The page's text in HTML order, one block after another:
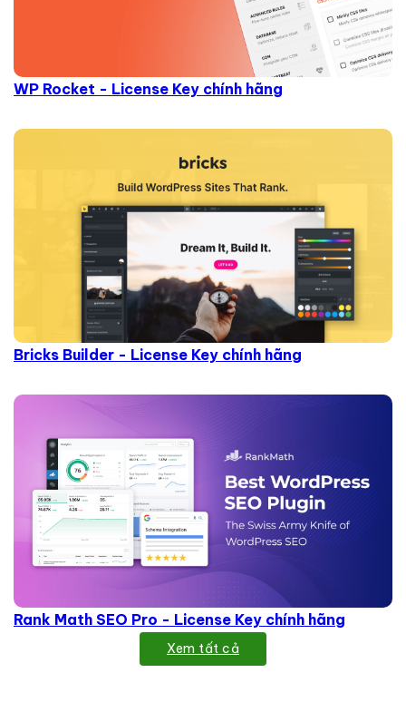
WP Rocket - License Key chính hãng
Bricks Builder - License Key chính hãng
Rank Math SEO Pro - License Key chính hãng
Xem tất cả